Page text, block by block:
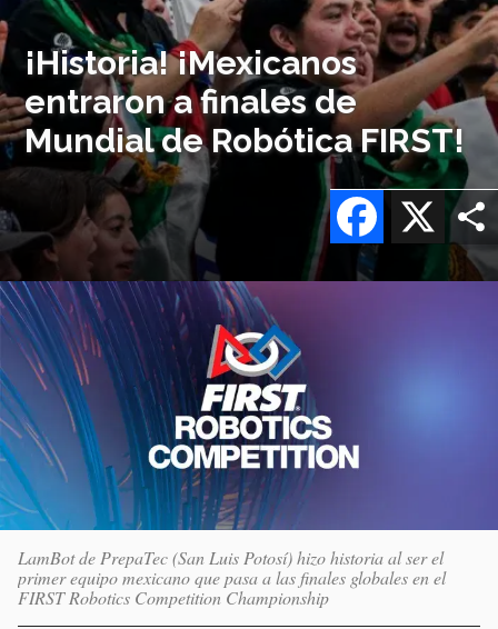
¡Historia! ¡Mexicanos
entraron a finales de
Mundial de Robótica FIRST!
X
Facebook
Imagen
o
logo
LamBot de PrepaTec (San Luis Potosí) hizo historia al ser el
primer equipo mexicano que pasa a las finales globales en el
FIRST Robotics Competition Championship